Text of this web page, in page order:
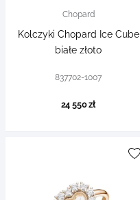
Chopard
Kolczyki Chopard Ice Cube
białe złoto
837702-1007
24 550 zł